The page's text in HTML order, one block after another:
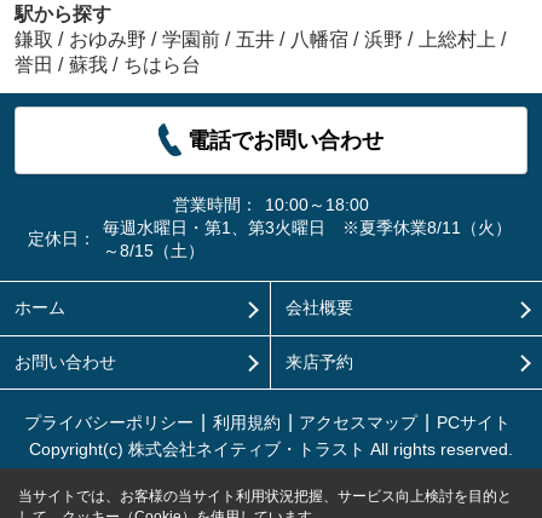
駅から探す
鎌取 / おゆみ野 / 学園前 / 五井 / 八幡宿 / 浜野 / 上総村上 /
誉田 / 蘇我 / ちはら台
電話でお問い合わせ
営業時間：
10:00～18:00
定休日：
毎週水曜日・第1、第3火曜日 ※夏季休業8/11（火）
～8/15（土）
ホーム 会社概要
お問い合わせ 来店予約
プライバシーポリシー 利用規約 アクセスマップ
PCサイト
Copyright(c) 株式会社ネイティブ・トラスト All rights reserved.
当サイトでは、お客様の当サイト利用状況把握、サービス向上検討を目的と